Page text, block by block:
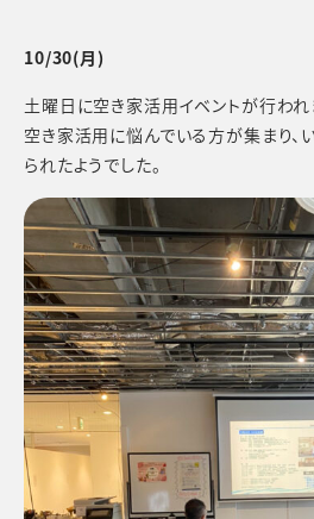
10/30(月)
土曜日に空き家活用イベントが行われ
空き家活用に悩んでいる方が集まり、
られたようでした。